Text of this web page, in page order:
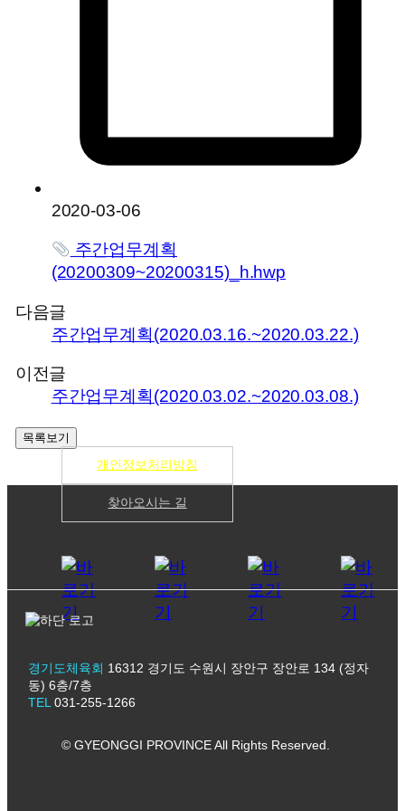
2020-03-06
주간업무계획
(20200309~20200315)_h.hwp
다음글
주간업무계획(2020.03.16.~2020.03.22.)
이전글
주간업무계획(2020.03.02.~2020.03.08.)
개인정보처리방침
찾아오시는 길
경기도체육회 16312 경기도 수원시 장안구 장안로 134 (정자
동) 6층/7층
TEL 031-255-1266
© GYEONGGI PROVINCE All Rights Reserved.